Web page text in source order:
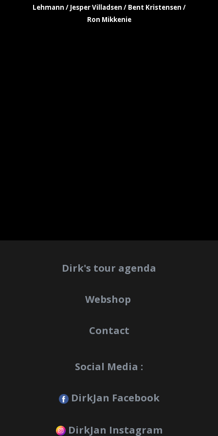
Lehmann / Jesper Villadsen / Bent Kristensen /
Ron Mikkenie
Dirk's tour agenda
Webshop
Contact
Social Media :
DirkJan Facebook
DirkJan Instagram